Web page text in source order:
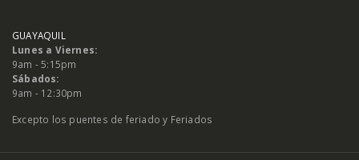
GUAYAQUIL
Lunes a Viernes:
9am - 5:15pm
Sábados:
9am - 12:30pm
Excepto los puentes de feriado y Feriados